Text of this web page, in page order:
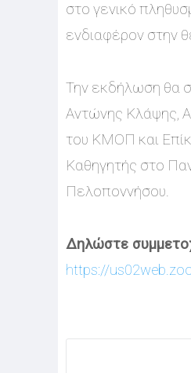
στο γενικό
ενδιαφέρον στην
Την εκδήλωση θα
Αντώνης Κλάψης,
του ΚΜΟΠ και
Καθηγητής στο
Πελοποννήσου.
Δηλώστε
https://